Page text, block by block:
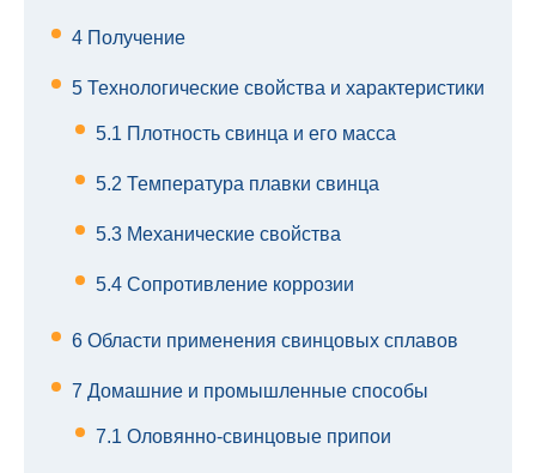
4 Получение
5 Технологические свойства и характеристики
5.1 Плотность свинца и его масса
5.2 Температура плавки свинца
5.3 Механические свойства
5.4 Сопротивление коррозии
6 Области применения свинцовых сплавов
7 Домашние и промышленные способы
7.1 Оловянно-свинцовые припои